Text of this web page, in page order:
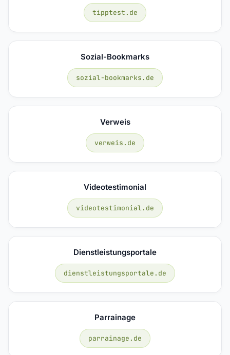
tipptest.de
Sozial-Bookmarks
sozial-bookmarks.de
Verweis
verweis.de
Videotestimonial
videotestimonial.de
Dienstleistungsportale
dienstleistungsportale.de
Parrainage
parrainage.de